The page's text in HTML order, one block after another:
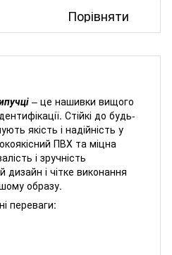
Порівняти
– це нашивки вищого
Стійкі до будь-
якість і надійність у
ПВХ та міцна
і зручність
і чітке виконання
образу.
переваги: